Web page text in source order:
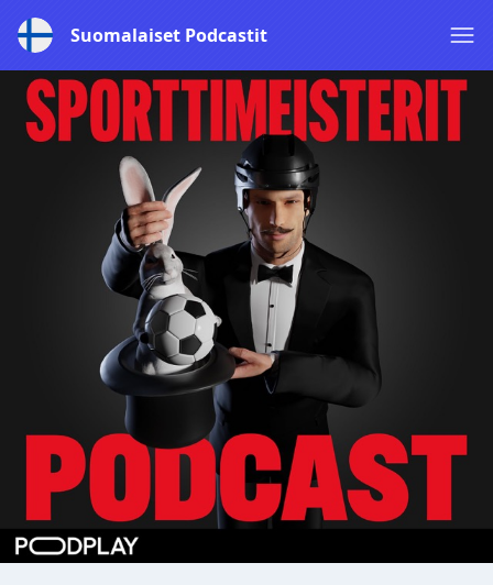
Suomalaiset Podcastit